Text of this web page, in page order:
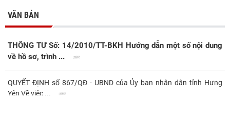
VĂN BẢN
THÔNG TƯ Số: 14/2010/TT-BKH Hướng dẫn một số nội dung
về hồ sơ, trình ...
QUYẾT ĐỊNH số 867/QĐ - UBND của Ủy ban nhân dân tỉnh Hưng
Yên Về việc ...